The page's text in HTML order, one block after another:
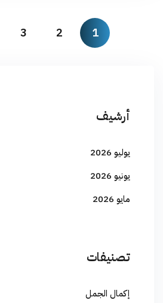
1
2
3
أرشيف
يوليو 2026
يونيو 2026
مايو 2026
تصنيفات
إكمال الجمل